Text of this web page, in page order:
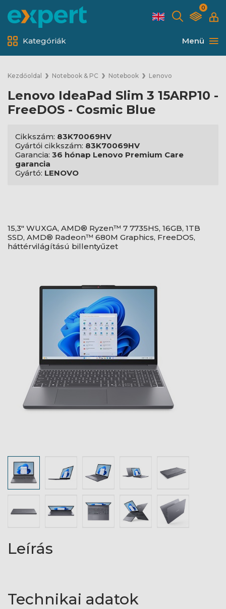
0
Menü
Kategóriák
Kezdőoldal Notebook & PC Notebook Lenovo
Lenovo IdeaPad Slim 3 15ARP10 -
FreeDOS - Cosmic Blue
Cikkszám: 83K70069HV
Gyártói cikkszám: 83K70069HV
Garancia: 36 hónap Lenovo Premium Care
garancia
Gyártó: LENOVO
15,3" WUXGA, AMD® Ryzen™ 7 7735HS, 16GB, 1TB
SSD, AMD® Radeon™ 680M Graphics, FreeDOS,
háttérvilágítású billentyűzet
Leírás
Technikai adatok